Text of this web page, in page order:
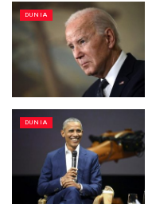
DUNIA
DUNIA